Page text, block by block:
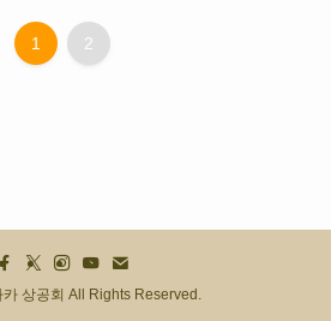
1 2
상공회 All Rights Reserved.